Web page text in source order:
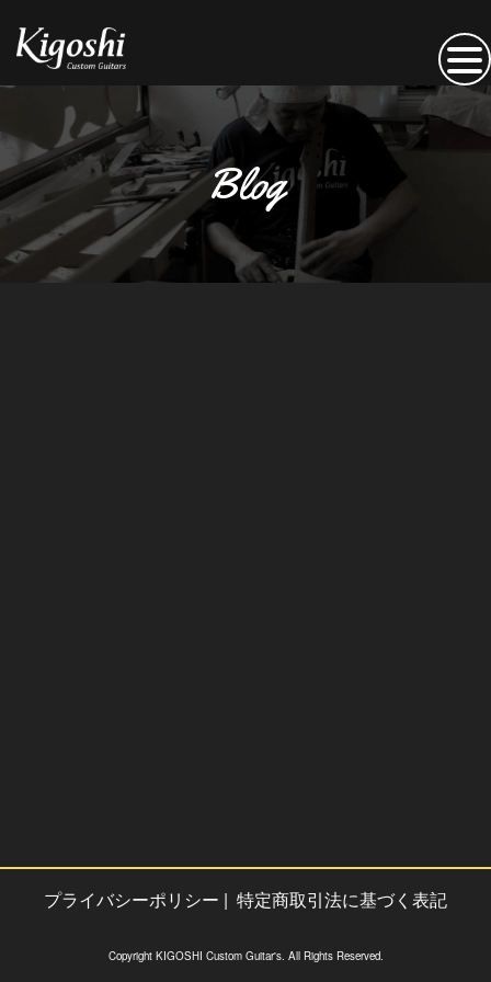
Blog
プライバシーポリシー | 特定商取引法に基づく表記
Copyright KIGOSHI Custom Guitar's. All Rights Reserved.